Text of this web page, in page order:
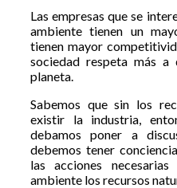
Las empresas que se
ambiente tienen un
tienen mayor
sociedad respeta más a
planeta.
Sabemos que sin los
existir la industria,
debamos poner a
debemos tener
las acciones
ambiente los recursos